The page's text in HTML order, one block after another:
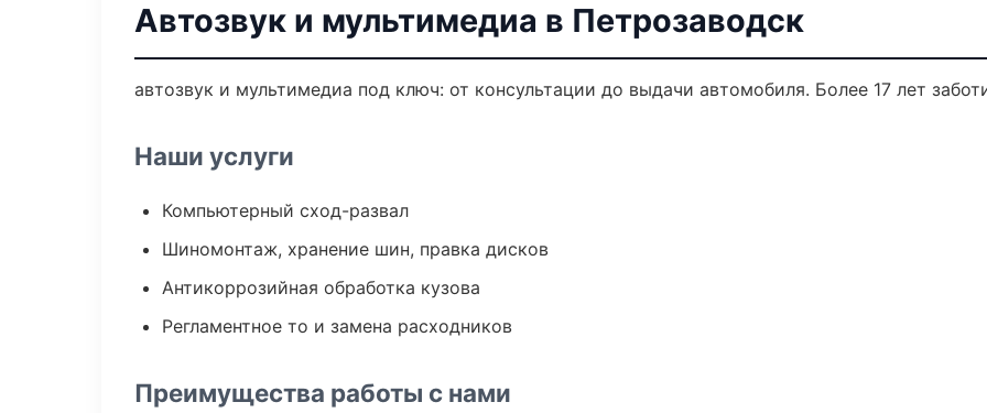
Автозвук и мультимедиа в Петрозаводск
автозвук и мультимедиа под ключ: от консультации до выдачи автомобиля. Более 17 лет
Наши услуги
Компьютерный сход-развал
Шиномонтаж, хранение шин, правка дисков
Антикоррозийная обработка кузова
Регламентное то и замена расходников
Преимущества работы с нами